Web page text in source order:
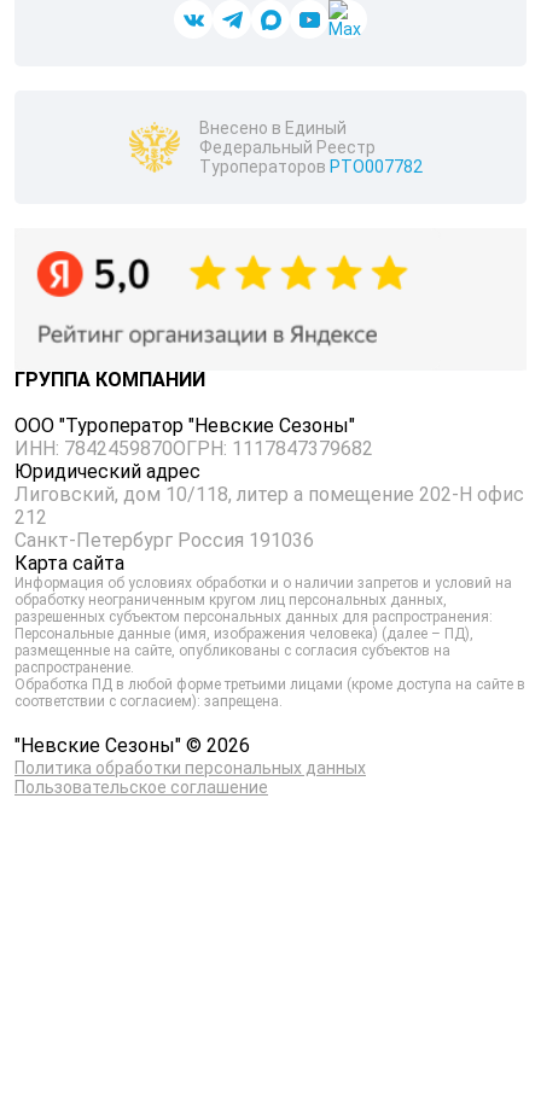
ГРУППА КОМПАНИЙ
ООО "Туроператор "Невские Сезоны"
ИНН: 7842459870ОГРН: 1117847379682
Юридический адрес
Лиговский, дом 10/118, литер а помещение 202-Н офис
212
Санкт-Петербург Россия 191036
Карта сайта
Информация об условиях обработки и о наличии запретов и условий на
обработку неограниченным кругом лиц персональных данных,
разрешенных субъектом персональных данных для распространения:
Персональные данные (имя, изображения человека) (далее – ПД),
размещенные на сайте, опубликованы с согласия субъектов на
распространение.
Обработка ПД в любой форме третьими лицами (кроме доступа на сайте в
соответствии с согласием): запрещена.
"Невские Сезоны" © 2026
Политика обработки персональных данных
Пользовательское соглашение
Внесено в Единый
Федеральный Реестр
Туроператоров РТО007782